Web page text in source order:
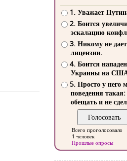
1. Уважает
2. Боится
эскалацию
3. Никому не
лицензии.
4. Боится
Украины на
5. Просто у него
поведения такая:
обещать и не
Всего проголосовало
1 человек
Прошлые опросы